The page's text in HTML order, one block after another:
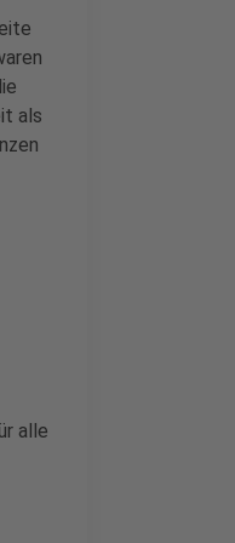
als
alle